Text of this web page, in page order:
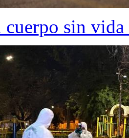
cuerpo sin